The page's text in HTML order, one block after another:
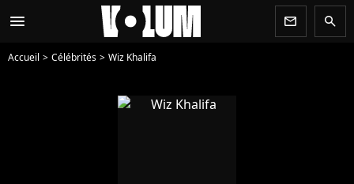
menu newsletter search
Accueil Célébrités Wiz Khalifa